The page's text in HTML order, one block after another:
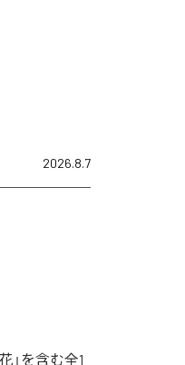
2026.8.7
」を含む全1